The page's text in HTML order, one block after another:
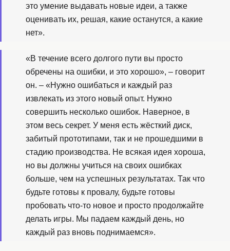
это умение выдавать новые идеи, а также
оценивать их, решая, какие останутся, а какие
нет».
«В течение всего долгого пути вы просто
обречены на ошибки, и это хорошо», – говорит
он. – «Нужно ошибаться и каждый раз
извлекать из этого новый опыт. Нужно
совершить несколько ошибок. Наверное, в
этом весь секрет. У меня есть жёсткий диск,
забитый прототипами, так и не прошедшими в
стадию производства. Не всякая идея хороша,
но вы должны учиться на своих ошибках
больше, чем на успешных результатах. Так что
будьте готовы к провалу, будьте готовы
пробовать что-то новое и просто продолжайте
делать игры. Мы падаем каждый день, но
каждый раз вновь поднимаемся».